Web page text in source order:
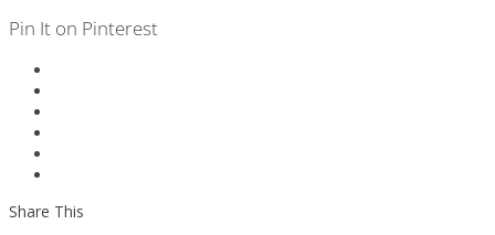
Pin It on Pinterest
Share This